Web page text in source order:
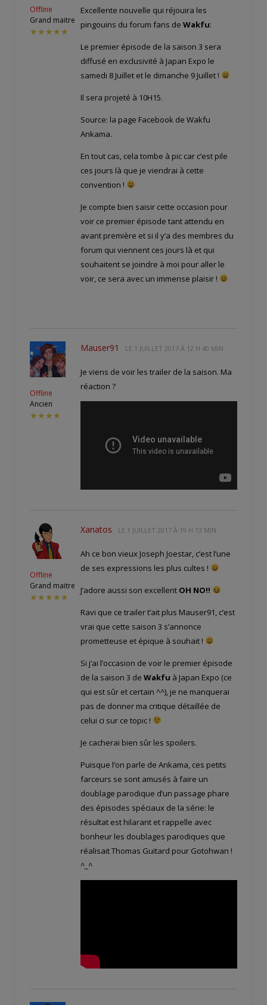
Offline
Grand maitre
★★★★★
Excellente nouvelle qui réjouira les
pingouins du forum fans de Wakfu:
Le premier épisode de la saison 3 sera
diffusé en exclusivité à Japan Expo le
samedi 8 Juillet et le dimanche 9 Juillet !
Il sera projeté à 10H15.
Source: la page Facebook de Wakfu
Ankama.
En tout cas, cela tombe à pic car c’est pile
ces jours là que je viendrai à cette
convention !
Je compte bien saisir cette occasion pour
voir ce premier épisode tant attendu en
avant première et si il y’a des membres du
forum qui viennent ces jours là et qui
souhaitent se joindre à moi pour aller le
voir, ce sera avec un immense plaisir !
Offline
Ancien
★★★★
Mauser91 LE 1 JUILLET 2017 À 12 H 40 MIN
Je viens de voir les trailer de la saison. Ma
réaction ?
Offline
Grand maitre
★★★★★
Xanatos LE 1 JUILLET 2017 À 19 H 13 MIN
Ah ce bon vieux Joseph Joestar, c’est l’une
de ses expressions les plus cultes !
J’adore aussi son excellent OH NO!!
Ravi que ce trailer t’ait plus Mauser91, c’est
vrai que cette saison 3 s’annonce
prometteuse et épique à souhait !
Si j’ai l’occasion de voir le premier épisode
de la saison 3 de Wakfu à Japan Expo (ce
qui est sûr et certain ^^), je ne manquerai
pas de donner ma critique détaillée de
celui ci sur ce topic !
Je cacherai bien sûr les spoilers.
Puisque l’on parle de Ankama, ces petits
farceurs se sont amusés à faire un
doublage parodique d’un passage phare
des épisodes spéciaux de la série: le
résultat est hilarant et rappelle avec
bonheur les doublages parodiques que
réalisait Thomas Guitard pour Gotohwan !
^_^